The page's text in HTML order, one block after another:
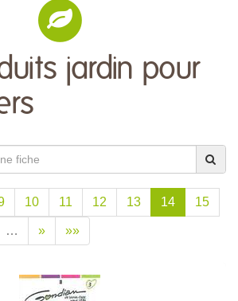
jardin pour
10 11 12 13 14 15
… » »»